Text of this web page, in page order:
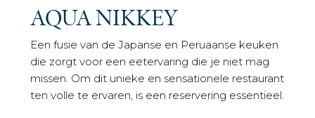
AQUA NIKKEY
Een fusie van de Japanse en Peruaanse keuken
die zorgt voor een eetervaring die je niet mag
missen. Om dit unieke en sensationele restaurant
ten volle te ervaren, is een reservering essentieel.